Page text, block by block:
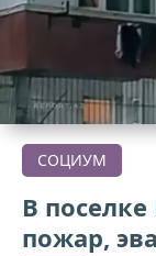
СОЦИУМ
В
пожар,